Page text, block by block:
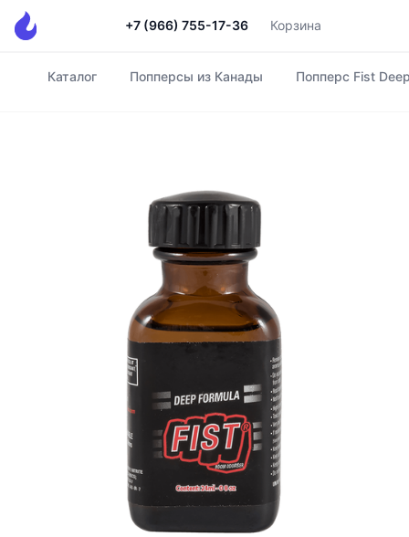
+7 (966) 755-17-36 Корзина
Главная
Каталог Попперсы из Канады Попперс Fist